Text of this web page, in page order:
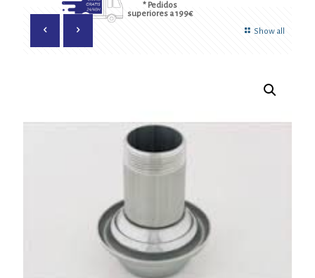
* Pedidos
superiores a 199€
Show all